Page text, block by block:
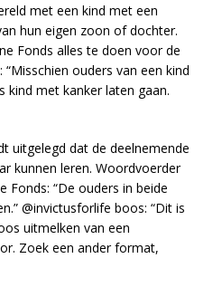
met een kind met een
hun eigen zoon of dochter.
Fonds alles te doen voor de
ouders van een kind
kind met kanker laten gaan.
uitgelegd dat de deelnemende
kunnen leren. Woordvoerder
Fonds: “De ouders in beide
@invictusforlife boos: “Dit is
uitmelken van een
Zoek een ander format,